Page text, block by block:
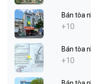
Bán tòa
+10
Bán tòa
+10